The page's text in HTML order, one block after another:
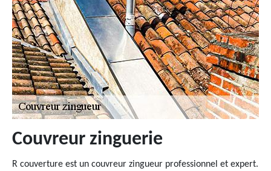
Couvreur zinguerie
R couverture est un couvreur zingueur professionnel et expert.